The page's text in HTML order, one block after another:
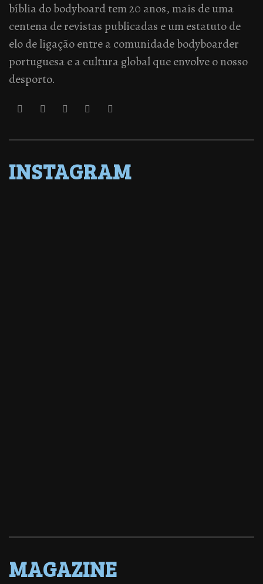
bíblia do bodyboard tem 20 anos, mais de uma
centena de revistas publicadas e um estatuto de
elo de ligação entre a comunidade bodyboarder
portuguesa e a cultura global que envolve o nosso
desporto.
INSTAGRAM
MAGAZINE